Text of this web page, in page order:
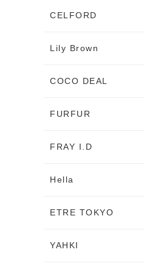
CELFORD
Lily Brown
COCO DEAL
FURFUR
FRAY I.D
Hella
ETRE TOKYO
YAHKI